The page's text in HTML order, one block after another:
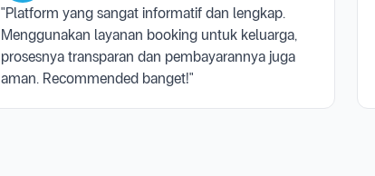
"Platform yang sangat informatif dan lengkap.
Menggunakan layanan booking untuk keluarga,
prosesnya transparan dan pembayarannya juga
aman. Recommended banget!"